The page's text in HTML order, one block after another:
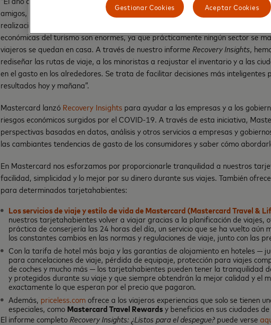
amigos, la familia y el mundo en general, al igual que para nuestras
realización personal”, dijo Raj Seshadri, presidente de Datos y Servicios de
económicas del turismo son enormes, ya que prácticamente ningún sector se
viajeros se quedan en casa. A través de nuestro informe Recovery Insights,
rediseñar las rutas de viaje, a los minoristas a reajustar el inventario y a las
en el gasto en los alrededores. Se trata de facilitar decisiones más inteligentes
resultados hoy y mañana”.
Mastercard lanzó Recovery Insights para ayudar a las empresas y a los
riesgos económicos surgidos por el COVID-19. A través de esta iniciativa,
perspectivas basadas en datos, análisis y otros servicios a empresas y
las cambiantes tendencias de gasto de los consumidores y saber cómo
En Mastercard nos esforzamos por proporcionarle tranquilidad a nuestros
facilidad, simplicidad y lo mejor por su dinero durante sus viajes. También
para determinados tarjetahabientes:
Los servicios de viaje y estilo de vida de Mastercard (Mastercard Travel &
nuestros tarjetahabientes volver a viajar gracias a la planificación de viajes,
práctica de conserjería las 24 horas del día, un servicio que se ha vuelto aún
los constantes cambios en las normas y regulaciones de viaje, junto con las
Con la tarifa de hotel más baja y las garantías de alojamiento en hoteles —
para cancelaciones de viaje, pérdida de equipaje, protección para viajes
de coches y mucho más — los tarjetahabientes pueden tener la tranquilidad
y protegidos durante su viaje y que siempre obtendrán la mejor calidad y el
exactamente lo que esperan por el precio que pagaron.
Además, priceless.comofrece a los viajeros experiencias que solo se tienen
especiales, como Mastercard Travel Rewardsy beneficios en sus ciudades
El informe completo Recovery Insights: ¿Listos para el despegue?puede verse
Aceptar Cookies
Gestionar Cookies